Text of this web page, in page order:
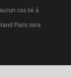
cas lié à
Paris sera